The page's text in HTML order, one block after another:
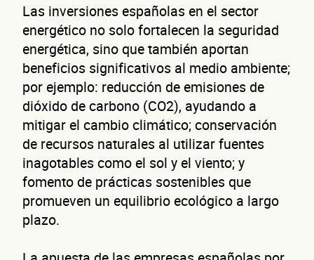
Las inversiones españolas en el sector
energético no solo fortalecen la seguridad
energética, sino que también aportan
beneficios significativos al medio ambiente;
por ejemplo: reducción de emisiones de
dióxido de carbono (CO2), ayudando a
mitigar el cambio climático; conservación
de recursos naturales al utilizar fuentes
inagotables como el sol y el viento; y
fomento de prácticas sostenibles que
promueven un equilibrio ecológico a largo
plazo.